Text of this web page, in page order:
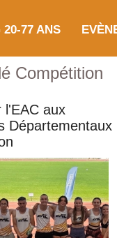
20-77 ANS
Compétition
l'EAC aux
Départementaux